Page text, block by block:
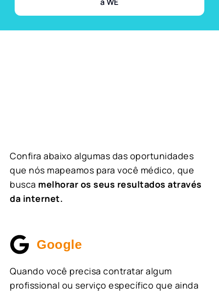
Confira abaixo algumas das oportunidades
que nós mapeamos para você médico, que
busca melhorar os seus resultados através
da internet.
Google
Quando você precisa contratar algum
profissional ou serviço específico que ainda